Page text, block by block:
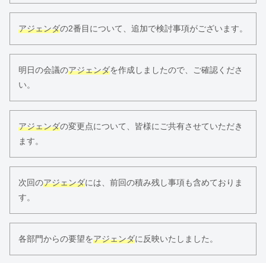
アジェンダの2番目について、追加で検討事項がございます。
明日の会議のアジェンダを作成しましたので、ご確認くださ
い。
アジェンダの変更点について、皆様にご共有させていただき
ます。
次回のアジェンダには、前回の積み残し事項も含めておりま
す。
各部門からの要望をアジェンダに反映いたしました。